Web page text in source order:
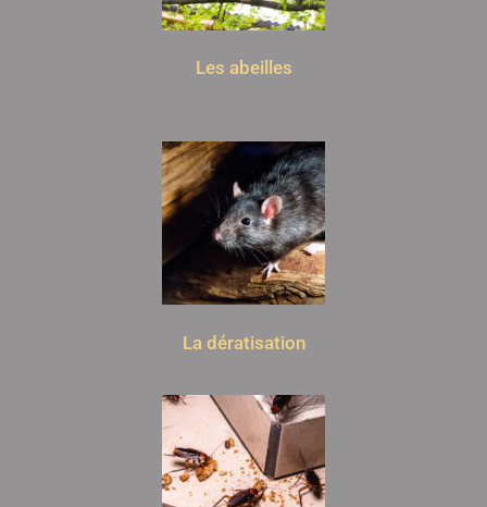
Les abeilles
La dératisation